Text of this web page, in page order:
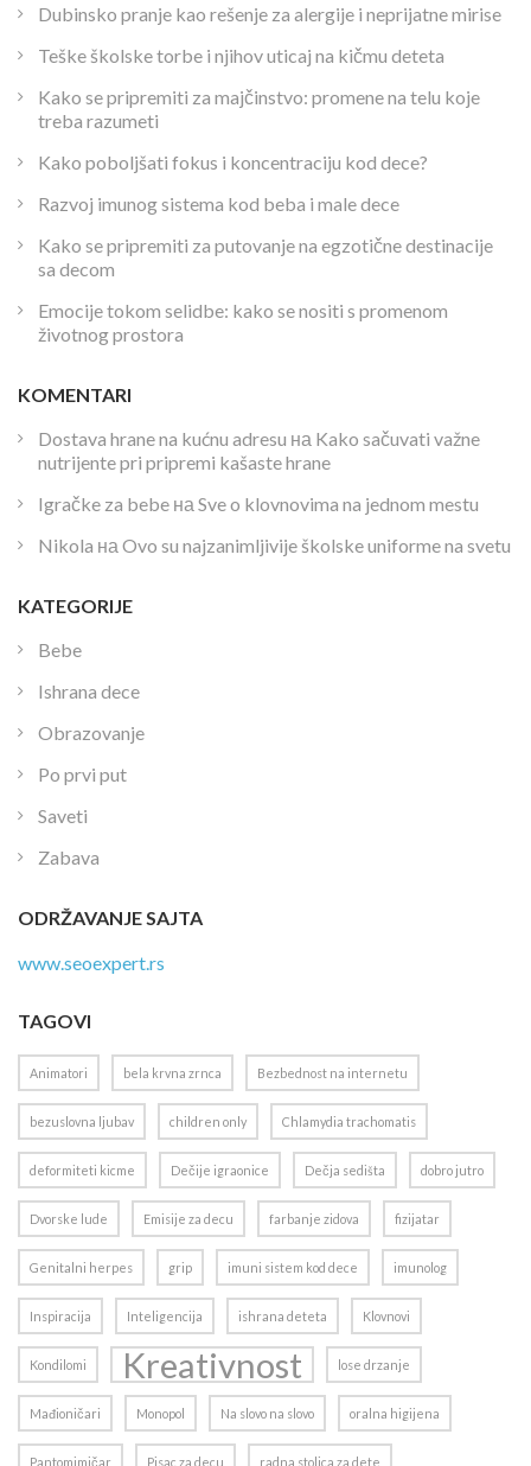
Dubinsko pranje kao rešenje za alergije i neprijatne mirise
Teške školske torbe i njihov uticaj na kičmu deteta
Kako se pripremiti za majčinstvo: promene na telu koje
treba razumeti
Kako poboljšati fokus i koncentraciju kod dece?
Razvoj imunog sistema kod beba i male dece
Kako se pripremiti za putovanje na egzotične destinacije
sa decom
Emocije tokom selidbe: kako se nositi s promenom
životnog prostora
KOMENTARI
Dostava hrane na kućnu adresu на Kako sačuvati važne
nutrijente pri pripremi kašaste hrane
Igračke za bebe на Sve o klovnovima na jednom mestu
Nikola на Ovo su najzanimljivije školske uniforme na svetu
KATEGORIJE
Bebe
Ishrana dece
Obrazovanje
Po prvi put
Saveti
Zabava
ODRŽAVANJE SAJTA
www.seoexpert.rs
TAGOVI
Animatori bela krvna zrnca Bezbednost na internetu
bezuslovna ljubav children only Chlamydia trachomatis
deformiteti kicme Dečije igraonice Dečja sedišta dobro jutro
Dvorske lude Emisije za decu farbanje zidova fizijatar
Genitalni herpes grip imuni sistem kod dece imunolog
Inspiracija Inteligencija ishrana deteta Klovnovi
Kondilomi Kreativnost lose drzanje
Mađioničari Monopol Na slovo na slovo oralna higijena
Pantomimičar Pisac za decu radna stolica za dete